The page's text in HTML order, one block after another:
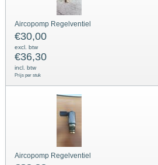
Aircopomp Regelventiel
€30,00
excl. btw
€36,30
incl. btw
Prijs per stuk
Aircopomp Regelventiel